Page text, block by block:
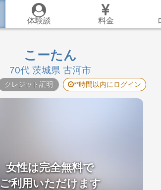
体験談 料金
こーたん
70代 茨城県 古河市
クレジット証明 **時間以内にログイン
女性は完全無料で
ご利用いただけます